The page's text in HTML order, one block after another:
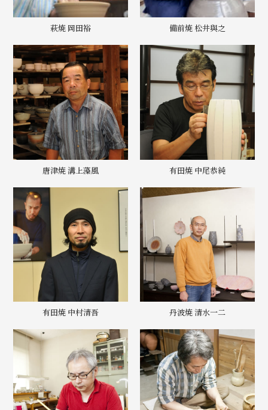
萩焼 岡田裕 備前焼 松井與之
唐津焼 溝上藻風 有田焼 中尾恭純
有田焼 中村清吾 丹波焼 清水一二